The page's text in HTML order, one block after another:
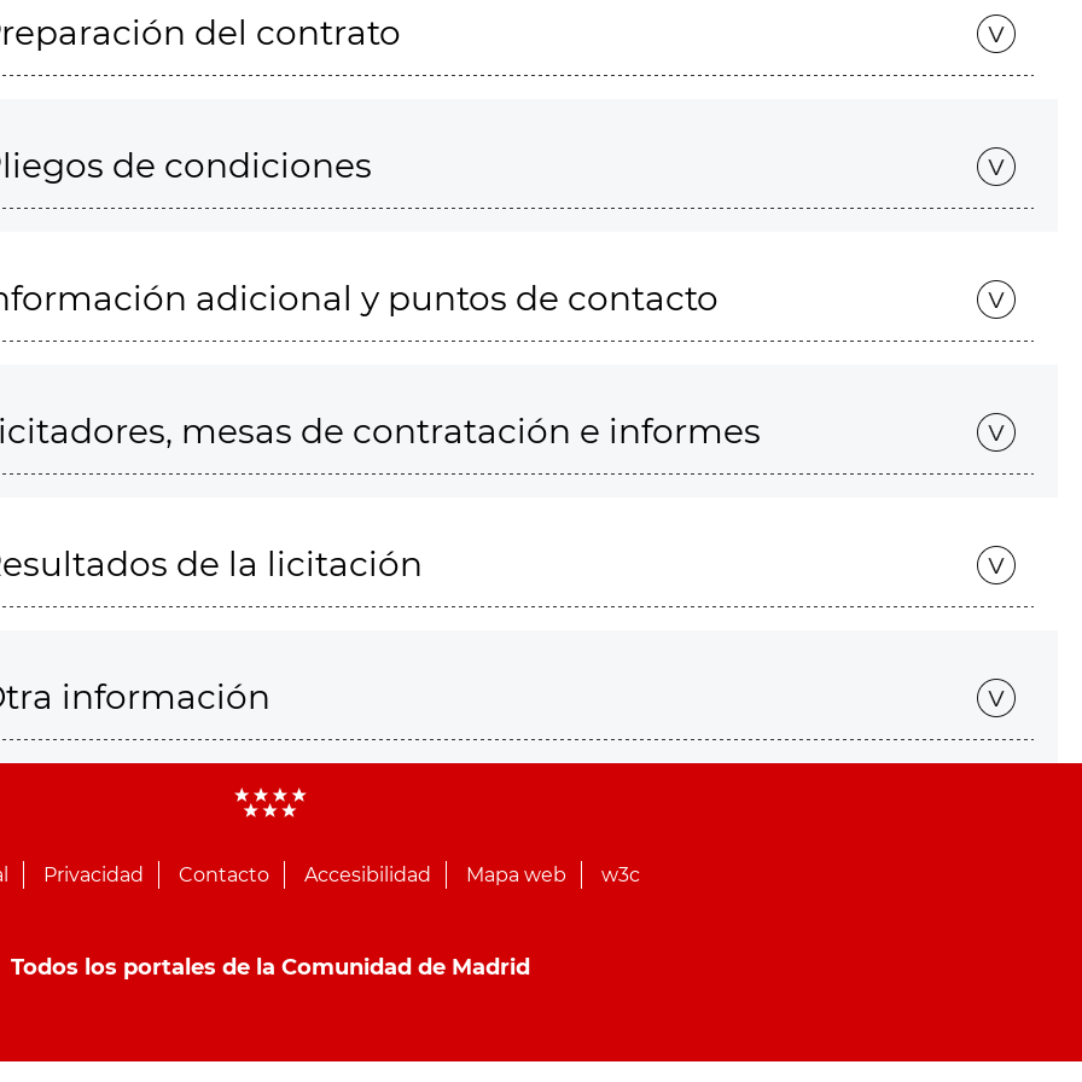
del contrato
de condiciones
adicional y puntos de contacto
mesas de contratación e informes
de la licitación
información
Privacidad Contacto Accesibilidad Mapa web w3c
Todos los portales de la Comunidad de Madrid